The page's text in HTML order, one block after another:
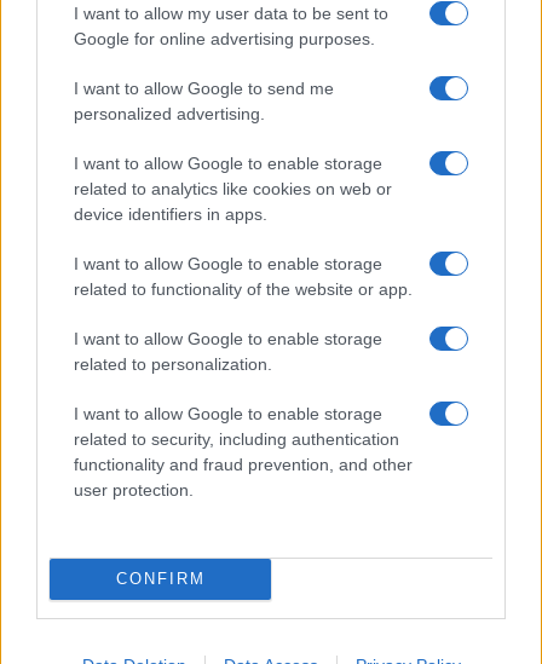
I want to allow my user data to be sent to
Google for online advertising purposes.
I want to allow Google to send me
personalized advertising.
I want to allow Google to enable storage
related to analytics like cookies on web or
device identifiers in apps.
I want to allow Google to enable storage
related to functionality of the website or app.
I want to allow Google to enable storage
related to personalization.
I want to allow Google to enable storage
related to security, including authentication
functionality and fraud prevention, and other
user protection.
CONFIRM
Condividi l'articolo
a
ce
b
o
o
k
T
w
it
te
r
Pi
n
te
re
st
W
h
at
s
A
p
p
S
h
re
Articolo precedente
Prossimo articolo
NOTIZIE RECENTI
Incendio nella notte a Olbia, a fuoco due furgoni
vigili del fuoco a Rudalza